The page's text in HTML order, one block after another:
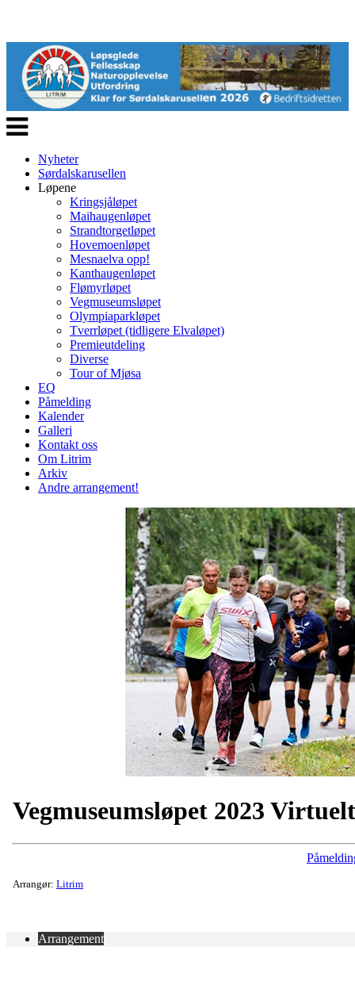
Veksle
navigasjon
Nyheter
Sørdalskarusellen
Løpene
Kringsjåløpet
Maihaugenløpet
Strandtorgetløpet
Hovemoenløpet
Mesnaelva opp!
Kanthaugenløpet
Flømyrløpet
Vegmuseumsløpet
Olympiaparkløpet
Tverrløpet (tidligere Elvaløpet)
Premieutdeling
Diverse
Tour of Mjøsa
EQ
Påmelding
Kalender
Galleri
Kontakt oss
Om Litrim
Arkiv
Andre arrangement!
Vegmuseumsløpet 2023 Virtuelt
Arrangør: Litrim
Arrangement